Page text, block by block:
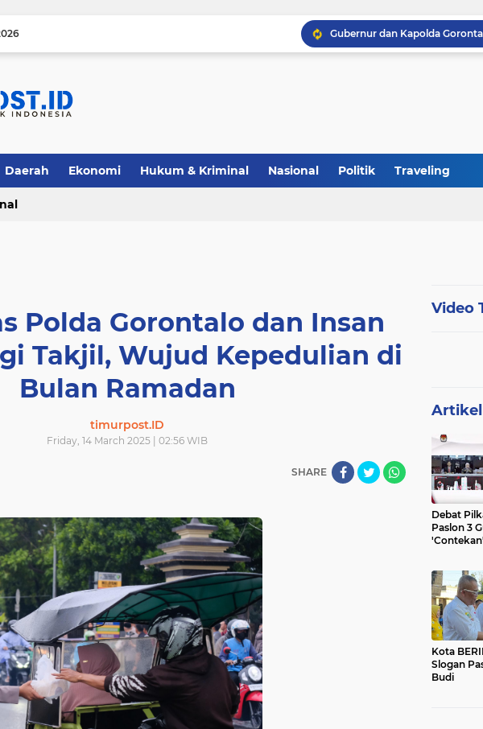
Daerah Ekonomi Hukum & Kriminal Nasional Politik Traveling
Polda Gorontalo dan Insan
Takjil, Wujud Kepedulian di
Bulan Ramadan
timurpost.ID
Friday, 14 March 2025 | 02:56 WIB
SHARE
Video
Debat
Paslon 3
Kota
Slogan
Budi